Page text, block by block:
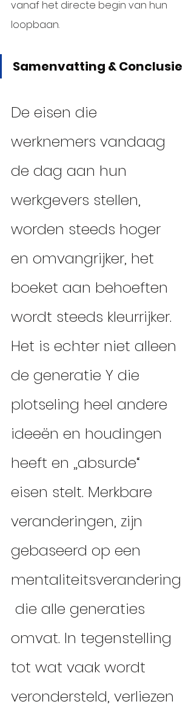
vanaf het directe begin van hun
loopbaan.
Samenvatting & Conclusie
De eisen die
werknemers vandaag
de dag aan hun
werkgevers stellen,
worden steeds hoger
en omvangrijker, het
boeket aan behoeften
wordt steeds kleurrijker.
Het is echter niet alleen
de generatie Y die
plotseling heel andere
ideeën en houdingen
heeft en „absurde“
eisen stelt. Merkbare
veranderingen, zijn
gebaseerd op een
mentaliteitsverandering
die alle generaties
omvat. In tegenstelling
tot wat vaak wordt
verondersteld, verliezen